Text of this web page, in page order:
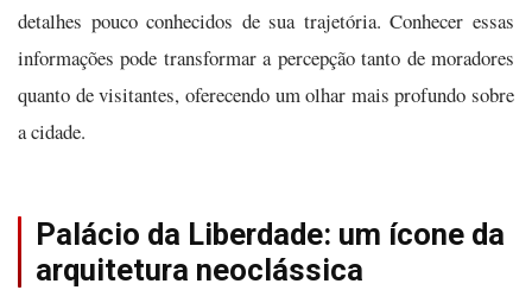
detalhes pouco conhecidos de sua trajetória. Conhecer essas
informações pode transformar a percepção tanto de moradores
quanto de visitantes, oferecendo um olhar mais profundo sobre
a cidade.
Palácio da Liberdade: um ícone da
arquitetura neoclássica